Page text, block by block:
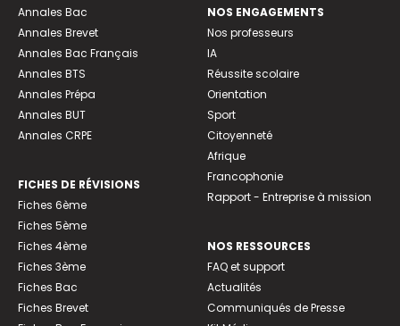
Annales Bac
Annales Brevet
Annales Bac Français
Annales BTS
Annales Prépa
Annales BUT
Annales CRPE
FICHES DE RÉVISIONS
Fiches 6ème
Fiches 5ème
Fiches 4ème
Fiches 3ème
Fiches Bac
Fiches Brevet
NOS ENGAGEMENTS
Nos professeurs
IA
Réussite scolaire
Orientation
Sport
Citoyenneté
Afrique
Francophonie
Rapport - Entreprise à mission
NOS RESSOURCES
FAQ et support
Actualités
Communiqués de Presse